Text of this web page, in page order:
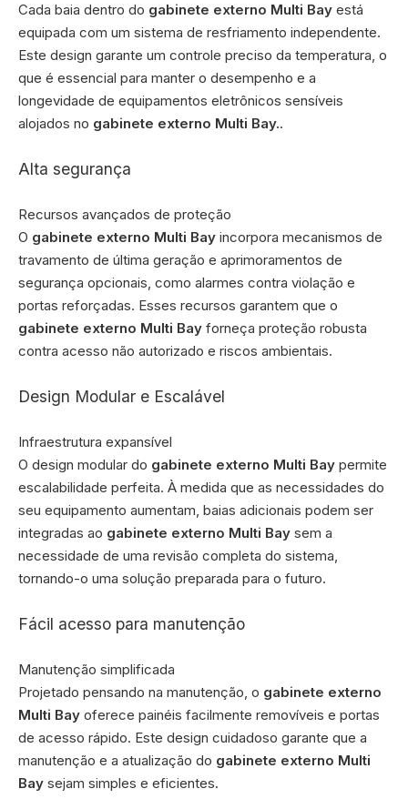
Cada baia dentro do gabinete externo Multi Bay está
equipada com um sistema de resfriamento independente.
Este design garante um controle preciso da temperatura, o
que é essencial para manter o desempenho e a
longevidade de equipamentos eletrônicos sensíveis
alojados no gabinete externo Multi Bay..
Alta segurança
Recursos avançados de proteção
O gabinete externo Multi Bay incorpora mecanismos de
travamento de última geração e aprimoramentos de
segurança opcionais, como alarmes contra violação e
portas reforçadas. Esses recursos garantem que o
gabinete externo Multi Bay forneça proteção robusta
contra acesso não autorizado e riscos ambientais.
Design Modular e Escalável
Infraestrutura expansível
O design modular do gabinete externo Multi Bay permite
escalabilidade perfeita. À medida que as necessidades do
seu equipamento aumentam, baias adicionais podem ser
integradas ao gabinete externo Multi Bay sem a
necessidade de uma revisão completa do sistema,
tornando-o uma solução preparada para o futuro.
Fácil acesso para manutenção
Manutenção simplificada
Projetado pensando na manutenção, o gabinete externo
Multi Bay oferece painéis facilmente removíveis e portas
de acesso rápido. Este design cuidadoso garante que a
manutenção e a atualização do gabinete externo Multi
Bay sejam simples e eficientes.